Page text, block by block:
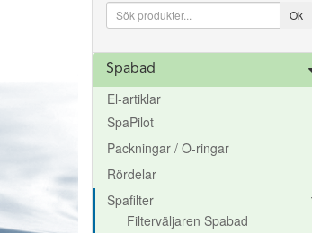
Spabad
El-artiklar
SpaPilot
Packningar / O-ringar
Rördelar
Spafilter
Filterväljaren Spabad